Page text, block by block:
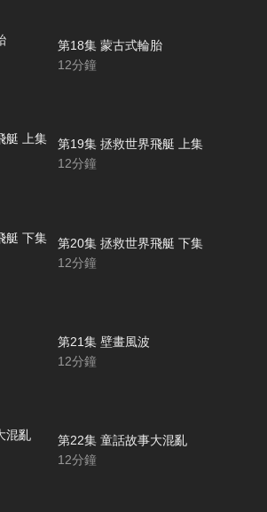
第18集 蒙古式輪胎
12分鐘
第19集 拯救世界飛艇 上集
12分鐘
第20集 拯救世界飛艇 下集
12分鐘
第21集 壁畫風波
12分鐘
第22集 童話故事大混亂
12分鐘